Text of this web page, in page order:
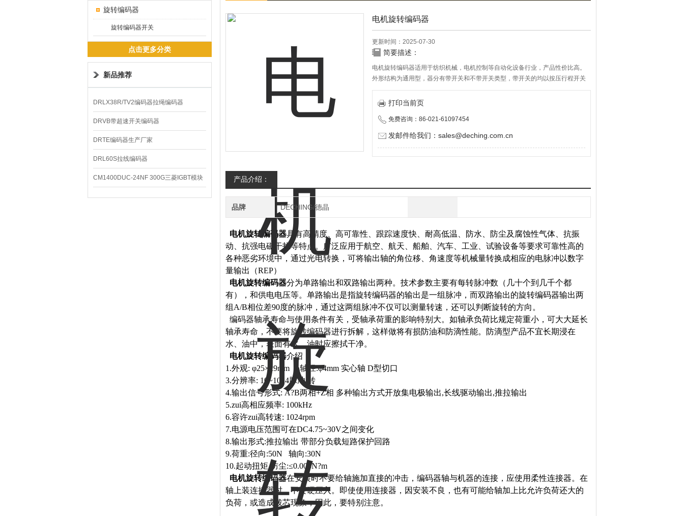
旋转编码器
旋转编码器开关
点击更多分类
新品推荐
DRLX38R/TV2编码器拉绳编码器
DRVB带超速开关编码器
DRTE编码器生产厂家
DRL60S拉线编码器
CM1400DUC-24NF 300G三菱IGBT模块
电机旋转编码器
更新时间：2025-07-30
简要描述：
电机旋转编码器适用于纺织机械，电机控制等自动化设备行业，产品性价比高。
外形结构为通用型，器分有带开关和不带开关类型，带开关的均以按压行程开关
为主，行程长度多样可供客户选择，按压触感佳，轴心晃动极小，旋转时有一定
手感。打印当前页
免费咨询：86-021-61097454
发邮件给我们：sales@deching.com.cn
产品介绍：
品牌 DECHING/德晶
电机旋转编码器具有高精度、高可靠性、跟踪速度快、耐高低温、防水、防尘及腐蚀性气体、抗振
动、抗强电磁干扰等特点。广泛应用于航空、航天、船舶、汽车、工业、试验设备等要求可靠性高的
各种恶劣环境中，通过光电转换，可将输出轴的角位移、角速度等机械量转换成相应的电脉冲以数字
量输出（REP）
电机旋转编码器分为单路输出和双路输出两种。技术参数主要有每转脉冲数（几十个到几千个都
有），和供电电压等。单路输出是指旋转编码器的输出是一组脉冲，而双路输出的旋转编码器输出两
组A/B相位差90度的脉冲，通过这两组脉冲不仅可以测量转速，还可以判断旋转的方向。
编码器轴承寿命与使用条件有关，受轴承荷重的影响特别大。如轴承负荷比规定荷重小，可大大延长
轴承寿命， 不要将旋转编码器进行拆解，这样做将有损防油和防滴性能。防滴型产品不宜长期浸在
水、油中，表面有水、油时应擦拭干净。
电机旋转编码器介绍：
1.外观: φ25×29mm 2.轴径:φ4mm 实心轴 D型切口
3.分辨率: 10~1024脉冲/转
4.输出信号形式: A?B两相+Z相 多种输出方式开放集电极输出,长线驱动输出,推拉输出
5.zui高相应频率: 100kHz
6.容许zui高转速: 1024rpm
7.电源电压范围可在DC4.75~30V之间变化
8.输出形式:推拉输出 带部分负载短路保护回路
9.荷重:径向:50N 轴向:30N
10.起动扭矩 防尘:≤0.003N?m
电机旋转编码器在安装时不要给轴施加直接的冲击， 编码器轴与机器的连接，应使用柔性连接器。在
轴上装连接器时，不要硬压入。即使使用连接器，因安装不良，也有可能给轴加上比允许负荷还大的
负荷，或造成拨芯现象，因此，要特别注意。